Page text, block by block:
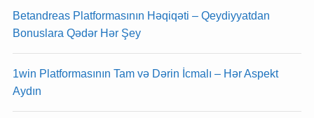
Betandreas Platformasının Həqiqəti – Qeydiyyatdan
Bonuslara Qədər Hər Şey
1win Platformasının Tam və Dərin İcmalı – Hər Aspekt
Aydın